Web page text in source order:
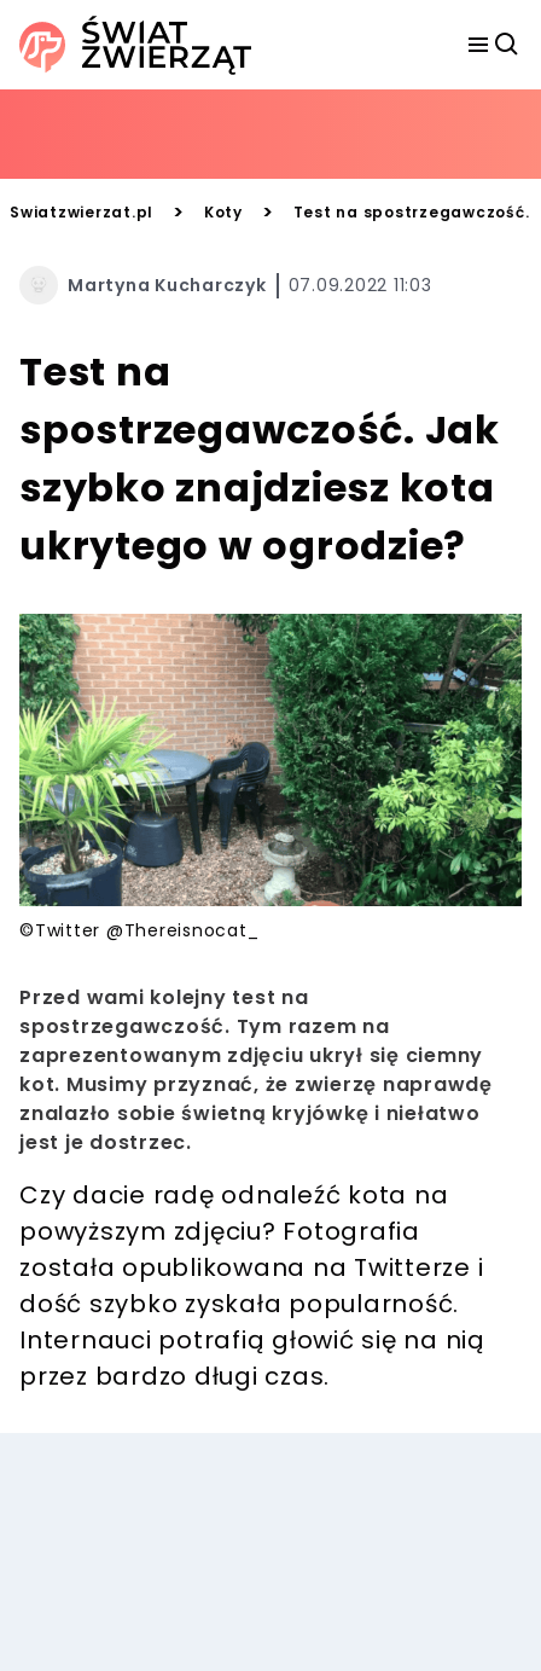
Swiatzwierzat.pl > Koty > Test na spostrzegawczość.
Martyna Kucharczyk 07.09.2022 11:03
Test na
spostrzegawczość. Jak
szybko znajdziesz kota
ukrytego w ogrodzie?
©Twitter @Thereisnocat_
Przed wami kolejny test na
spostrzegawczość. Tym razem na
zaprezentowanym zdjęciu ukrył się ciemny
kot. Musimy przyznać, że zwierzę naprawdę
znalazło sobie świetną kryjówkę i niełatwo
jest je dostrzec.
Czy dacie radę odnaleźć kota na
powyższym zdjęciu? Fotografia
została opublikowana na Twitterze i
dość szybko zyskała popularność.
Internauci potrafią głowić się na nią
przez bardzo długi czas.